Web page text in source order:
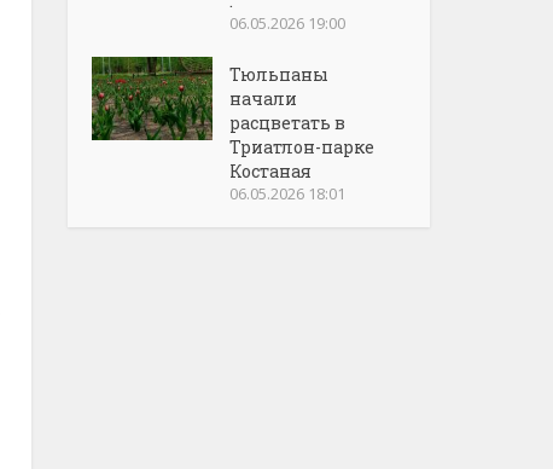
06.05.2026 19:00
Тюльпаны
начали
расцветать в
Триатлон-парке
Костаная
06.05.2026 18:01